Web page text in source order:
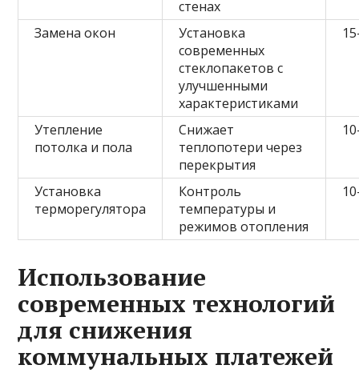
стенах
Замена окон
Установка
современных
стеклопакетов с
улучшенными
характеристиками
Утепление
потолка и пола
Снижает
теплопотери через
перекрытия
Установка
терморегулятора
Контроль
температуры и
режимов отопления
Использование
современных технологий
для снижения
коммунальных платежей